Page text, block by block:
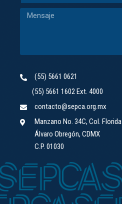
(55) 5661 0621
(55) 5661 1602 Ext. 4000
contacto@sepca.org.mx
Manzano No. 34C, Col. Florida
Álvaro Obregón, CDMX
C.P. 01030